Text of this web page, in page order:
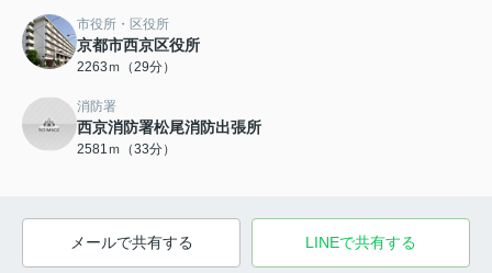
市役所・区役所
京都市西京区役所
2263ｍ（29分）
消防署
西京消防署松尾消防出張所
2581ｍ（33分）
メールで共有する LINEで共有する